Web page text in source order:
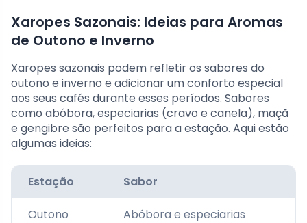
Xaropes Sazonais: Ideias para Aromas
de Outono e Inverno
Xaropes sazonais podem refletir os sabores do
outono e inverno e adicionar um conforto especial
aos seus cafés durante esses períodos. Sabores
como abóbora, especiarias (cravo e canela), maçã
e gengibre são perfeitos para a estação. Aqui estão
algumas ideias:
Estação Sabor
Outono Abóbora e especiarias